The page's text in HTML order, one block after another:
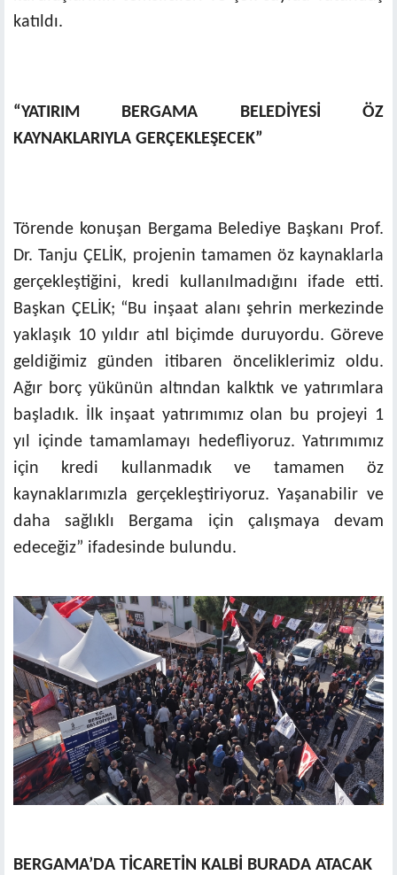
katıldı.
“YATIRIM BERGAMA BELEDİYESİ ÖZ
KAYNAKLARIYLA GERÇEKLEŞECEK”
Törende konuşan Bergama Belediye Başkanı Prof.
Dr. Tanju ÇELİK, projenin tamamen öz kaynaklarla
gerçekleştiğini, kredi kullanılmadığını ifade etti.
Başkan ÇELİK; “Bu inşaat alanı şehrin merkezinde
yaklaşık 10 yıldır atıl biçimde duruyordu. Göreve
geldiğimiz günden itibaren önceliklerimiz oldu.
Ağır borç yükünün altından kalktık ve yatırımlara
başladık. İlk inşaat yatırımımız olan bu projeyi 1
yıl içinde tamamlamayı hedefliyoruz. Yatırımımız
için kredi kullanmadık ve tamamen öz
kaynaklarımızla gerçekleştiriyoruz. Yaşanabilir ve
daha sağlıklı Bergama için çalışmaya devam
edeceğiz” ifadesinde bulundu.
BERGAMA’DA TİCARETİN KALBİ BURADA ATACAK